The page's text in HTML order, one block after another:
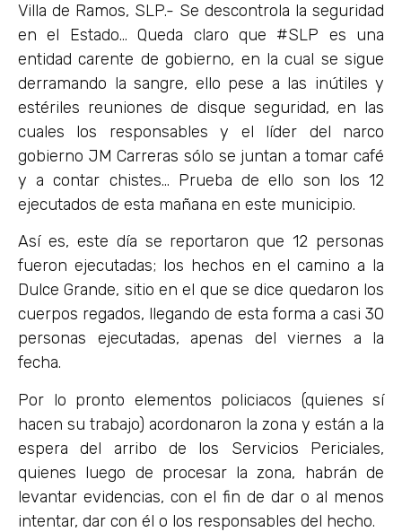
Villa de Ramos, SLP.- Se descontrola la seguridad
en el Estado… Queda claro que #SLP es una
entidad carente de gobierno, en la cual se sigue
derramando la sangre, ello pese a las inútiles y
estériles reuniones de disque seguridad, en las
cuales los responsables y el líder del narco
gobierno JM Carreras sólo se juntan a tomar café
y a contar chistes… Prueba de ello son los 12
ejecutados de esta mañana en este municipio.
Así es, este día se reportaron que 12 personas
fueron ejecutadas; los hechos en el camino a la
Dulce Grande, sitio en el que se dice quedaron los
cuerpos regados, llegando de esta forma a casi 30
personas ejecutadas, apenas del viernes a la
fecha.
Por lo pronto elementos policiacos (quienes sí
hacen su trabajo) acordonaron la zona y están a la
espera del arribo de los Servicios Periciales,
quienes luego de procesar la zona, habrán de
levantar evidencias, con el fin de dar o al menos
intentar, dar con él o los responsables del hecho.